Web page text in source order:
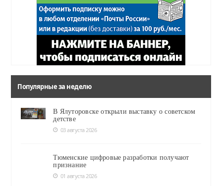
Популярные за неделю
В Ялуторовске открыли выставку о советском
детстве
03 августа 2026
Тюменские цифровые разработки получают
признание
01 августа 2026